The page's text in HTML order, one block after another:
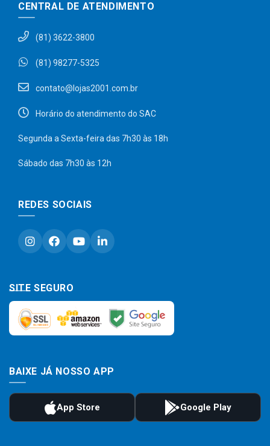
CENTRAL DE ATENDIMENTO
(81) 3622-3800
(81) 98277-5325
contato@lojas2001.com.br
Horário do atendimento do SAC
Segunda a Sexta-feira das 7h30 às 18h
Sábado das 7h30 às 12h
REDES SOCIAIS
SITE SEGURO
BAIXE JÁ NOSSO APP